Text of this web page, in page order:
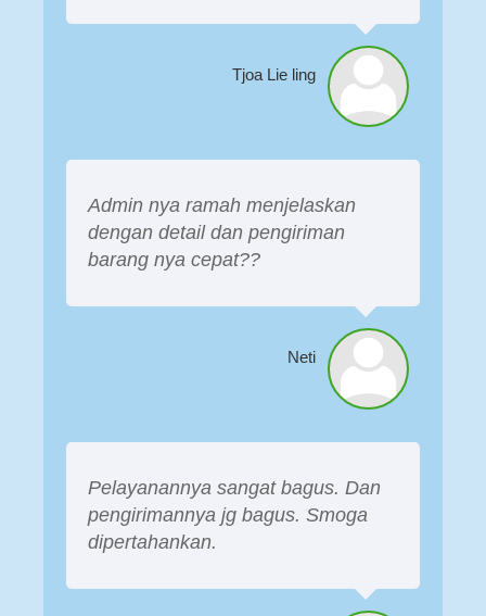
Tjoa Lie ling
Admin nya ramah menjelaskan
dengan detail dan pengiriman
barang nya cepat??
Neti
Pelayanannya sangat bagus. Dan
pengirimannya jg bagus. Smoga
dipertahankan.